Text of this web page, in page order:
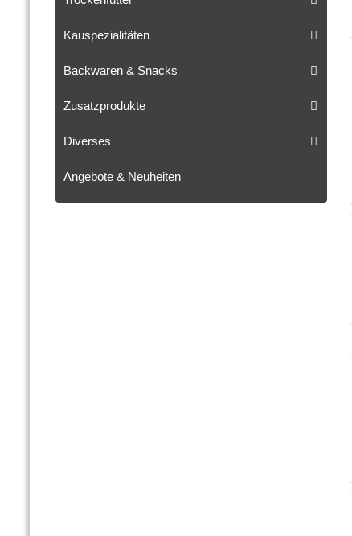
Kauspezialitäten
Backwaren & Snacks
Zusatzprodukte
Diverses
Angebote & Neuheiten